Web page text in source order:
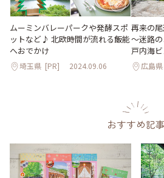
ムーミンバレーパークや発酵スポ
ットなど♪ 北欧時間が流れる飯能
へおでかけ
埼玉県 [PR] 2024.09.06
再来の
～迷路
戸内海
広島県
おすすめ記事